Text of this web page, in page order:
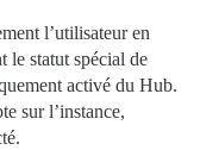
l’utilisateur en
le statut spécial de
activé du Hub.
sur l’instance,